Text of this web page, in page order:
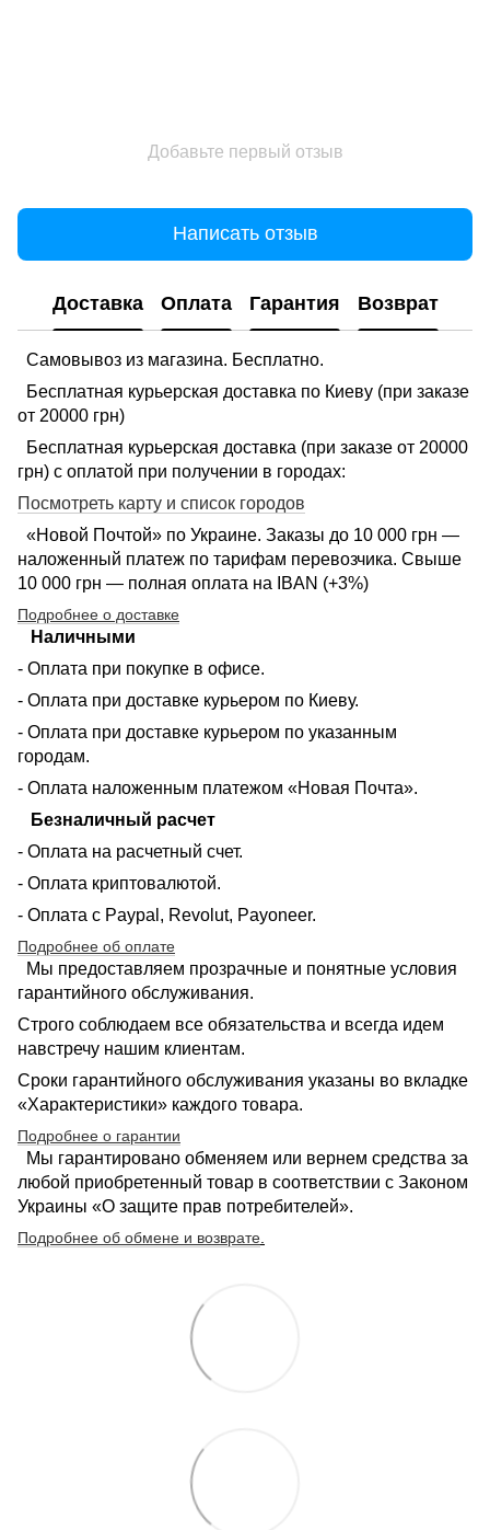
Добавьте первый отзыв
Написать отзыв
Доставка Оплата Гарантия Возврат
Самовывоз из магазина. Бесплатно.
Бесплатная курьерская доставка по Киеву (при заказе
от 20000 грн)
Бесплатная курьерская доставка (при заказе от 20000
грн) с оплатой при получении в городах:
Посмотреть карту и список городов
«Новой Почтой» по Украине. Заказы до 10 000 грн —
наложенный платеж по тарифам перевозчика. Свыше
10 000 грн — полная оплата на IBAN (+3%)
Подробнее о доставке
Наличными
- Оплата при покупке в офисе.
- Оплата при доставке курьером по Киеву.
- Оплата при доставке курьером по указанным
городам.
- Оплата наложенным платежом «Новая Почта».
Безналичный расчет
- Оплата на расчетный счет.
- Оплата криптовалютой.
- Оплата с Paypal, Revolut, Payoneer.
Подробнее об оплате
Мы предоставляем прозрачные и понятные условия
гарантийного обслуживания.
Строго соблюдаем все обязательства и всегда идем
навстречу нашим клиентам.
Сроки гарантийного обслуживания указаны во вкладке
«Характеристики» каждого товара.
Подробнее о гарантии
Мы гарантировано обменяем или вернем средства за
любой приобретенный товар в соответствии с Законом
Украины «О защите прав потребителей».
Подробнее об обмене и возврате